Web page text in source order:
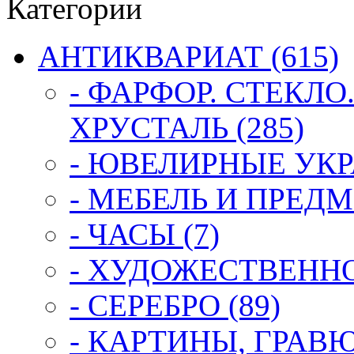
Категории
АНТИКВАРИАТ (615)
- ФАРФОР.
ХРУСТАЛЬ (285)
- ЮВЕЛИРНЫЕ
- МЕБЕЛЬ И
- ЧАСЫ (7)
-
- СЕРЕБРО (89)
- КАРТИНЫ,